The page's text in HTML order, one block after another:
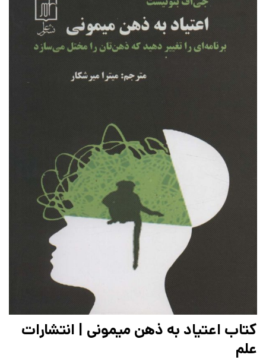
کتاب اعتیاد به ذهن میمونی | انتشارات
علم